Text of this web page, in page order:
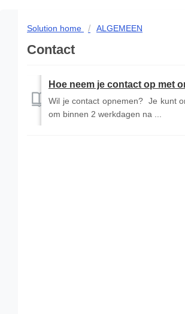
Solution home ALGEMEEN
Contact
Hoe neem je contact op met
Wil je contact opnemen? Je kunt
om binnen 2 werkdagen na ...